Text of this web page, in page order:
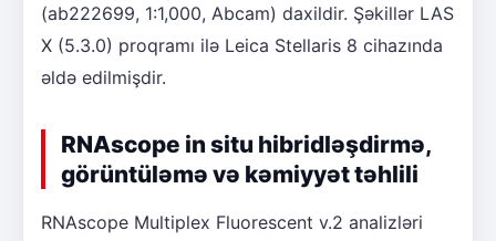
(ab222699, 1:1,000, Abcam) daxildir. Şəkillər LAS
X (5.3.0) proqramı ilə Leica Stellaris 8 cihazında
əldə edilmişdir.
RNAscope in situ hibridləşdirmə,
görüntüləmə və kəmiyyət təhlili
RNAscope Multiplex Fluorescent v.2 analizləri